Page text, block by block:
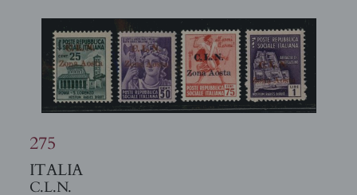
275
ITALIA
C.L.N.